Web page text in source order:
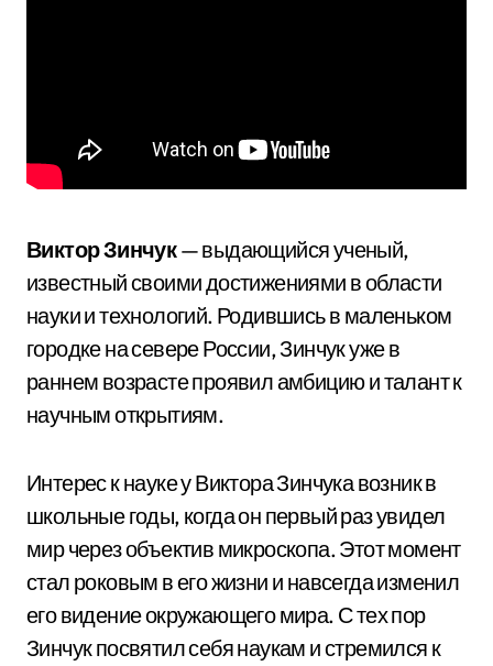
Виктор Зинчук— выдающийся ученый,
известный своими достижениями в области
науки и технологий. Родившись в маленьком
городке на севере России, Зинчук уже в
раннем возрасте проявил амбицию и талант к
научным открытиям.
Интерес к науке у Виктора Зинчука возник в
школьные годы, когда он первый раз увидел
мир через объектив микроскопа. Этот момент
стал роковым в его жизни и навсегда изменил
его видение окружающего мира. С тех пор
Зинчук посвятил себя наукам и стремился к